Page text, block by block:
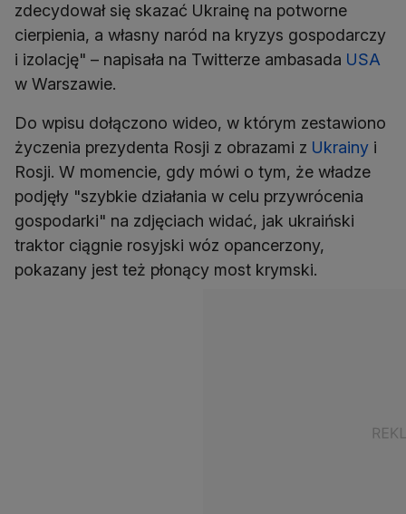
zdecydował się skazać Ukrainę na potworne
cierpienia, a własny naród na kryzys gospodarczy
i izolację" – napisała na Twitterze ambasada USA
w Warszawie.
Do wpisu dołączono wideo, w którym zestawiono
życzenia prezydenta Rosji z obrazami z Ukrainy i
Rosji. W momencie, gdy mówi o tym, że władze
podjęły "szybkie działania w celu przywrócenia
gospodarki" na zdjęciach widać, jak ukraiński
traktor ciągnie rosyjski wóz opancerzony,
pokazany jest też płonący most krymski.